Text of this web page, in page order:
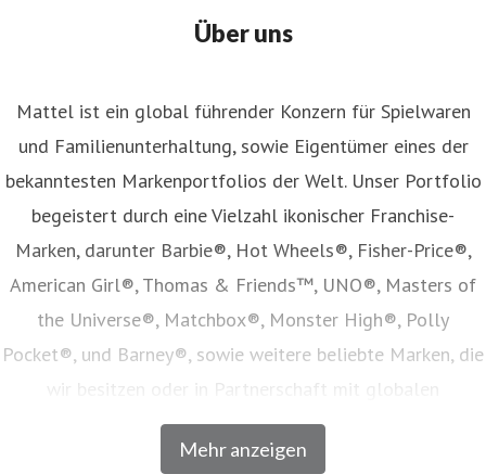
Über uns
Mehr anzeigen
Mattel ist ein global führender Konzern für Spielwaren
und Familienunterhaltung, sowie Eigentümer eines der
bekanntesten Markenportfolios der Welt. Unser Portfolio
begeistert durch eine Vielzahl ikonischer Franchise-
Marken, darunter Barbie®, Hot Wheels®, Fisher-Price®,
American Girl®, Thomas & Friends™, UNO®, Masters of
the Universe®, Matchbox®, Monster High®, Polly
Pocket®, und Barney®, sowie weitere beliebte Marken, die
wir besitzen oder in Partnerschaft mit globalen
Unterhaltungsunternehmen lizenzieren. Unser Angebot
umfasst Spielwaren, Film- und Fernsehinhalte,